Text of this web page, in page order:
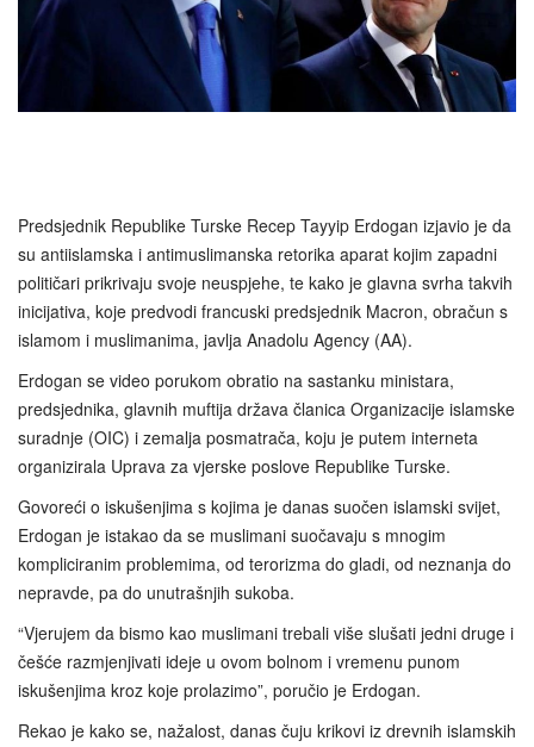
Predsjednik Republike Turske Recep Tayyip Erdogan izjavio je da
su antiislamska i antimuslimanska retorika aparat kojim zapadni
političari prikrivaju svoje neuspjehe, te kako je glavna svrha takvih
inicijativa, koje predvodi francuski predsjednik Macron, obračun s
islamom i muslimanima, javlja Anadolu Agency (AA).
Erdogan se video porukom obratio na sastanku ministara,
predsjednika, glavnih muftija država članica Organizacije islamske
suradnje (OIC) i zemalja posmatrača, koju je putem interneta
organizirala Uprava za vjerske poslove Republike Turske.
Govoreći o iskušenjima s kojima je danas suočen islamski svijet,
Erdogan je istakao da se muslimani suočavaju s mnogim
kompliciranim problemima, od terorizma do gladi, od neznanja do
nepravde, pa do unutrašnjih sukoba.
“Vjerujem da bismo kao muslimani trebali više slušati jedni druge i
češće razmjenjivati ideje u ovom bolnom i vremenu punom
iskušenjima kroz koje prolazimo”, poručio je Erdogan.
Rekao je kako se, nažalost, danas čuju krikovi iz drevnih islamskih